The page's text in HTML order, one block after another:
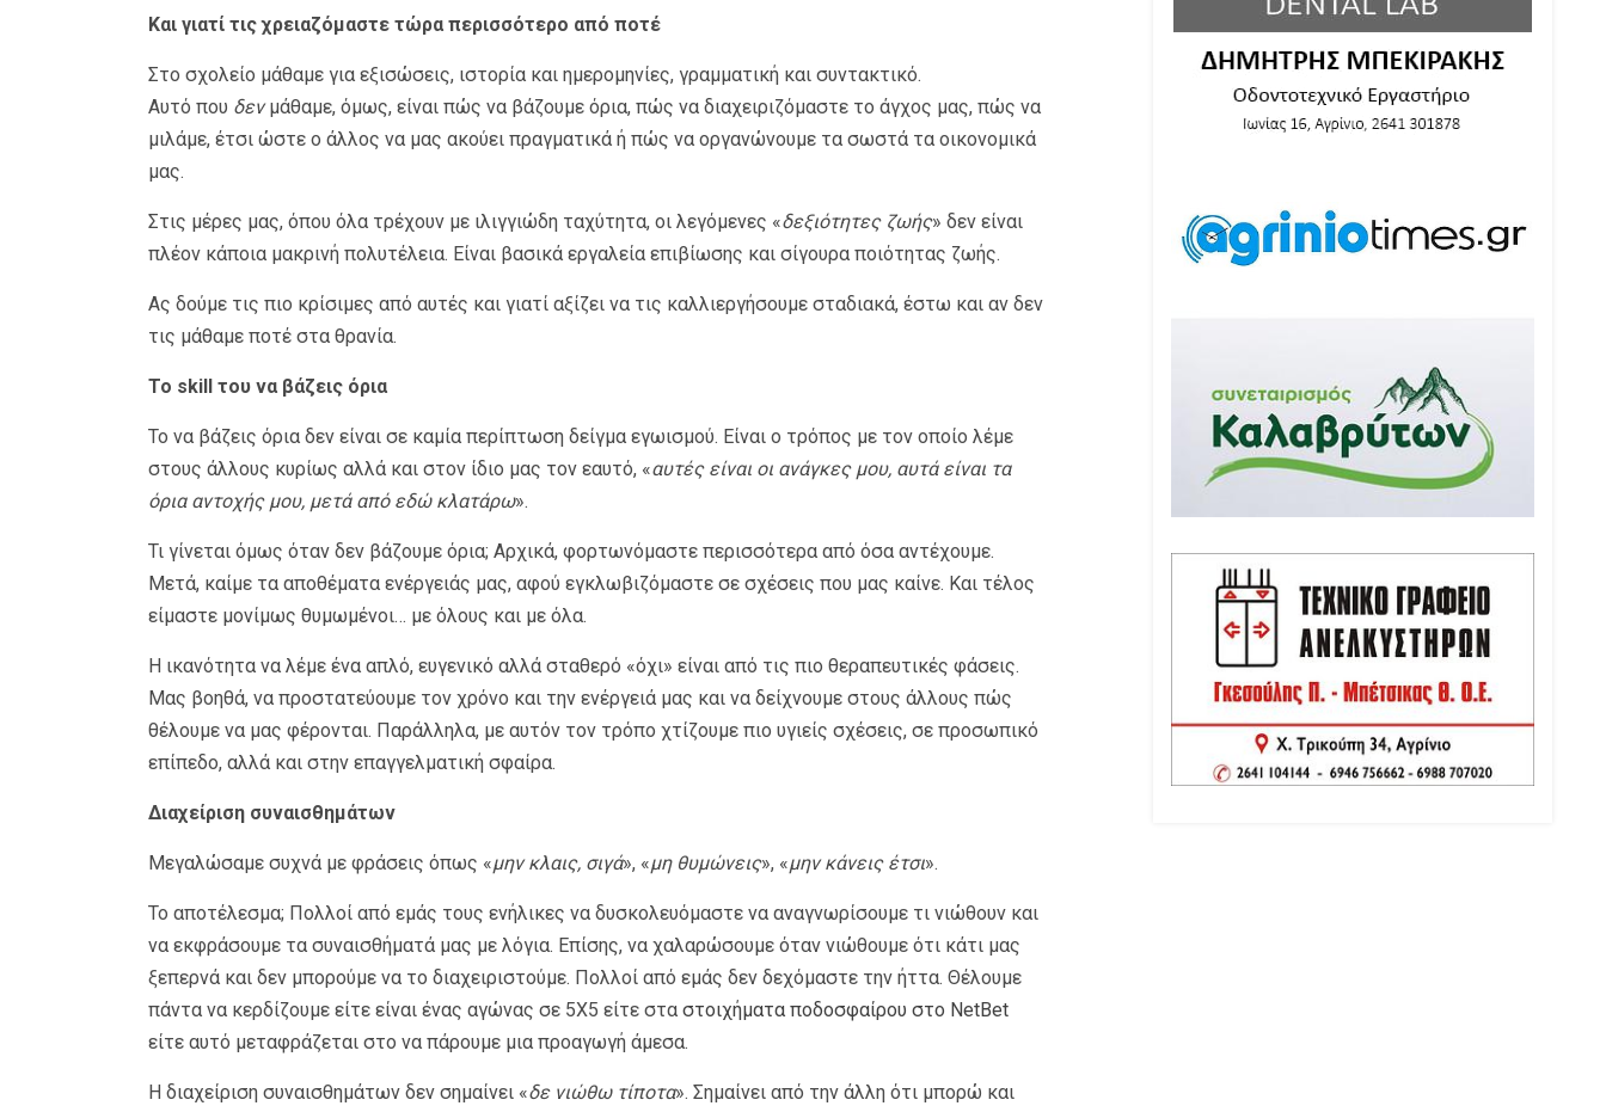
Και γιατί τις χρειαζόμαστε τώρα περισσότερο από ποτέ
Στο σχολείο μάθαμε για εξισώσεις, ιστορία και ημερομηνίες, γραμματική και συντακτικό.
Αυτό που δενμάθαμε, όμως, είναι πώς να βάζουμε όρια, πώς να διαχειριζόμαστε το άγχος μας, πώς να
μιλάμε, έτσι ώστε ο άλλος να μας ακούει πραγματικά ή πώς να οργανώνουμε τα σωστά τα οικονομικά
μας.
Στις μέρες μας, όπου όλα τρέχουν με ιλιγγιώδη ταχύτητα, οι λεγόμενες «δεξιότητες ζωής» δεν είναι
πλέον κάποια μακρινή πολυτέλεια. Είναι βασικά εργαλεία επιβίωσης και σίγουρα ποιότητας ζωής.
Ας δούμε τις πιο κρίσιμες από αυτές και γιατί αξίζει να τις καλλιεργήσουμε σταδιακά, έστω και αν δεν
τις μάθαμε ποτέ στα θρανία.
Το skill του να βάζεις όρια
Το να βάζεις όρια δεν είναι σε καμία περίπτωση δείγμα εγωισμού. Είναι ο τρόπος με τον οποίο λέμε
στους άλλους κυρίως αλλά και στον ίδιο μας τον εαυτό, «αυτές είναι οι ανάγκες μου, αυτά είναι τα
όρια αντοχής μου, μετά από εδώ κλατάρω».
Τι γίνεται όμως όταν δεν βάζουμε όρια; Αρχικά, φορτωνόμαστε περισσότερα από όσα αντέχουμε.
Μετά, καίμε τα αποθέματα ενέργειάς μας, αφού εγκλωβιζόμαστε σε σχέσεις που μας καίνε. Και τέλος
είμαστε μονίμως θυμωμένοι… με όλους και με όλα.
Η ικανότητα να λέμε ένα απλό, ευγενικό αλλά σταθερό «όχι» είναι από τις πιο θεραπευτικές φάσεις.
Μας βοηθά, να προστατεύουμε τον χρόνο και την ενέργειά μας και να δείχνουμε στους άλλους πώς
θέλουμε να μας φέρονται. Παράλληλα, με αυτόν τον τρόπο χτίζουμε πιο υγιείς σχέσεις, σε προσωπικό
επίπεδο, αλλά και στην επαγγελματική σφαίρα.
Διαχείριση συναισθημάτων
Μεγαλώσαμε συχνά με φράσεις όπως «μην κλαις, σιγά», «μη θυμώνεις», «μην κάνεις έτσι».
Το αποτέλεσμα; Πολλοί από εμάς τους ενήλικες να δυσκολευόμαστε να αναγνωρίσουμε τι νιώθουν και
να εκφράσουμε τα συναισθήματά μας με λόγια. Επίσης, να χαλαρώσουμε όταν νιώθουμε ότι κάτι μας
ξεπερνά και δεν μπορούμε να το διαχειριστούμε. Πολλοί από εμάς δεν δεχόμαστε την ήττα. Θέλουμε
πάντα να κερδίζουμε είτε είναι ένας αγώνας σε 5Χ5 είτε στα στοιχήματα ποδοσφαίρου στο NetBet
είτε αυτό μεταφράζεται στο να πάρουμε μια προαγωγή άμεσα.
Η διαχείριση συναισθημάτων δεν σημαίνει «δε νιώθω τίποτα». Σημαίνει από την άλλη ότι μπορώ και